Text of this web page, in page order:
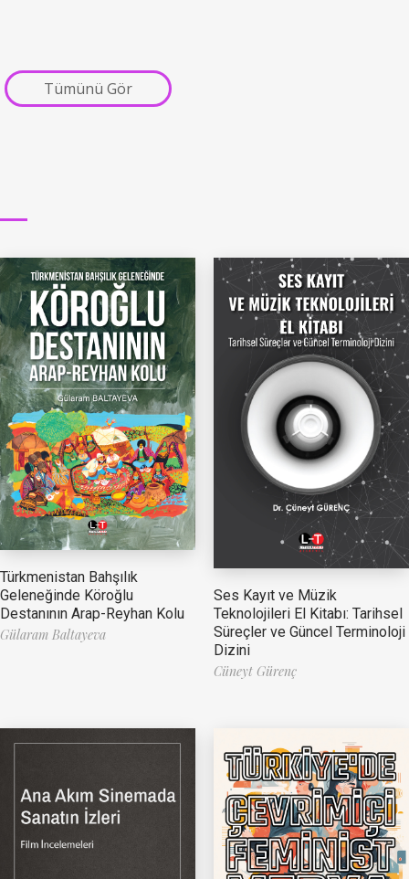
Tümünü Gör
Türkmenistan Bahşılık
Geleneğinde Köroğlu
Destanının Arap-Reyhan Kolu
Gülaram Baltayeva
Ses Kayıt ve Müzik
Teknolojileri El Kitabı: Tarihsel
Süreçler ve Güncel Terminoloji
Dizini
Cüneyt Gürenç